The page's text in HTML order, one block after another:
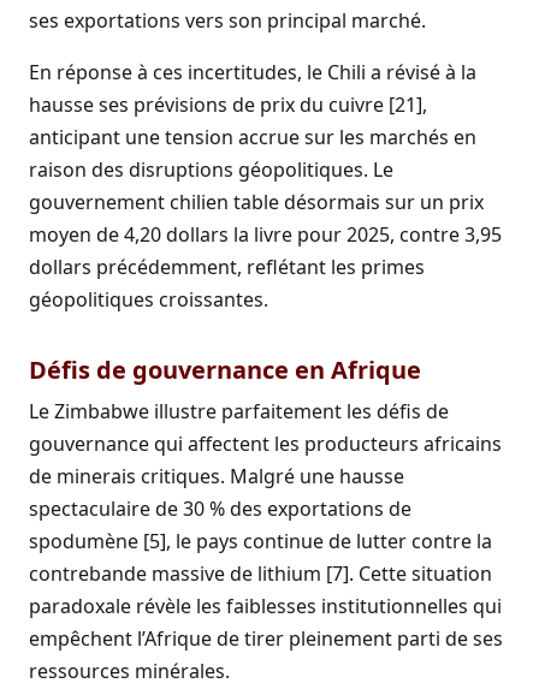
ses exportations vers son principal marché.
En réponse à ces incertitudes, le Chili a révisé à la
hausse ses prévisions de prix du cuivre [21],
anticipant une tension accrue sur les marchés en
raison des disruptions géopolitiques. Le
gouvernement chilien table désormais sur un prix
moyen de 4,20 dollars la livre pour 2025, contre 3,95
dollars précédemment, reflétant les primes
géopolitiques croissantes.
Défis de gouvernance en Afrique
Le Zimbabwe illustre parfaitement les défis de
gouvernance qui affectent les producteurs africains
de minerais critiques. Malgré une hausse
spectaculaire de 30 % des exportations de
spodumène [5], le pays continue de lutter contre la
contrebande massive de lithium [7]. Cette situation
paradoxale révèle les faiblesses institutionnelles qui
empêchent l’Afrique de tirer pleinement parti de ses
ressources minérales.